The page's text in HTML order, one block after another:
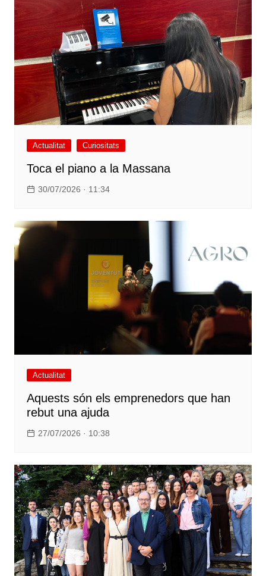
Actualitat Curiositats
Toca el piano a la Massana
30/07/2026 · 11:34
Actualitat
Aquests són els emprenedors que han
rebut una ajuda
27/07/2026 · 10:38